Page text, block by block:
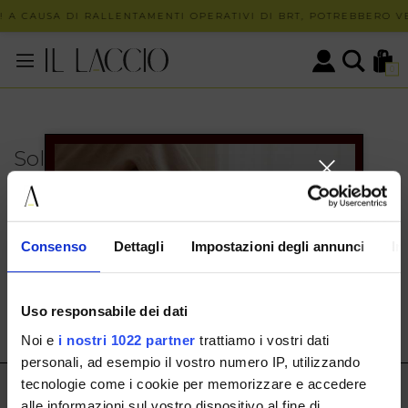
Consenso Dettagli Impostazioni degli annunci
Uso responsabile dei dati
Noi e i nostri 1022 partner trattiamo i vostri dati
personali, ad esempio il vostro numero IP, utilizzando
tecnologie come i cookie per memorizzare e accedere
A CAUSA DI RALLENTAMENTI OPERATIVI DI BRT, POTREBBERO
0
Solo in negozio
PUOI TROVARE QUESTO ARTICOLO SOLO PRESSO I
NOSTRI PUNTI VENDITA:
customerservice@illaccio.it
IL LACCIO